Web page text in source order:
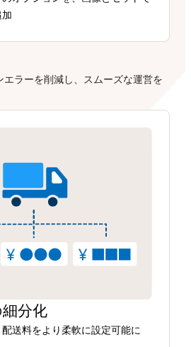
ラーを削減し、スムーズな運営を
分化
送料をより柔軟に設定可能に